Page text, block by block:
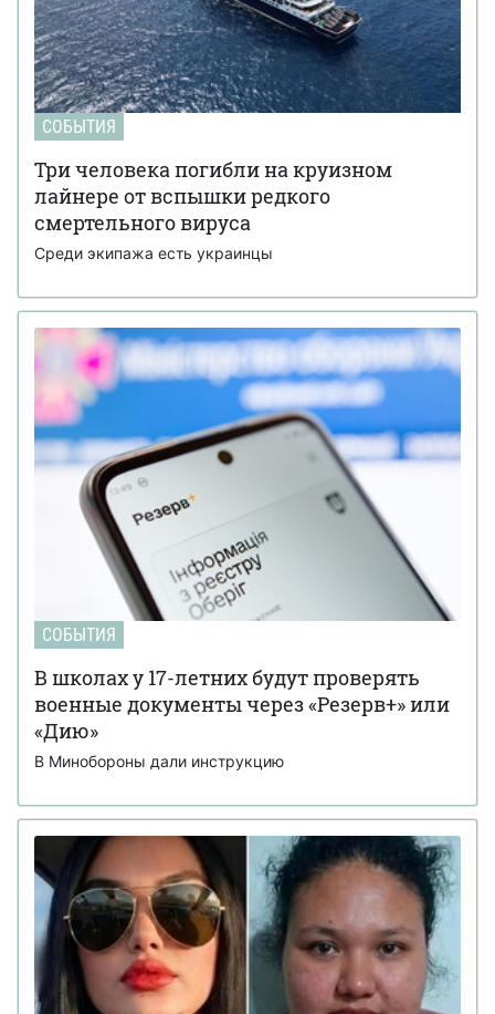
СОБЫТИЯ
Три человека погибли на круизном
лайнере от вспышки редкого
смертельного вируса
Среди экипажа есть украинцы
СОБЫТИЯ
В школах у 17-летних будут проверять
военные документы через «Резерв+» или
«Дию»
В Минобороны дали инструкцию